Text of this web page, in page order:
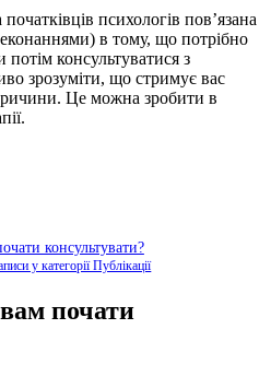
психологів пов’язана
в тому, що потрібно
потім консультуватися з
зрозуміти, що стримує вас
Це можна зробити в
консультувати?
у категорії Публікації
почати